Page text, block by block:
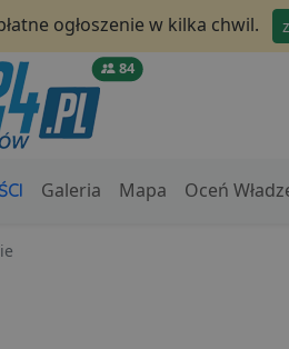
ogłoszenie w kilka chwil.
84
Galeria Mapa Oceń